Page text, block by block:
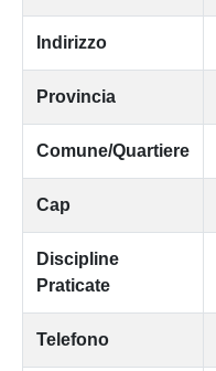
Indirizzo
Provincia
Comune/Quartiere
Cap
Discipline
Praticate
Telefono